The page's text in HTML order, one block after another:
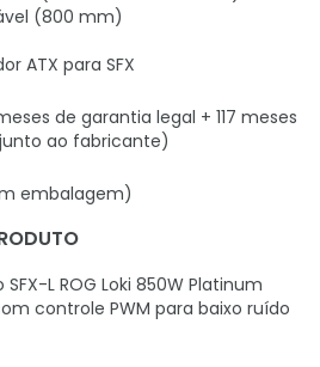
(800 mm)
ATX para SFX
de garantia legal + 117 meses
ao fabricante)
embalagem)
L ROG Loki 850W Platinum
controle PWM para baixo ruído